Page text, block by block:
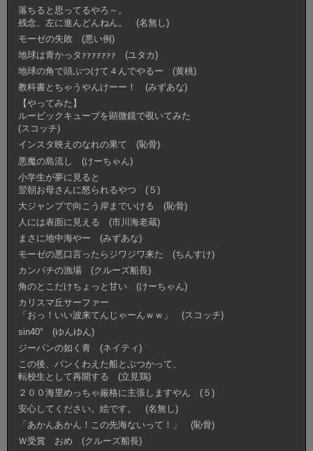
落ちると思ってるやろ～。
残念、左に進んどんねん。 (名無し)
モーゼの失敗 (悪い例)
地球は青かっタｧｧｧｧｧｧｧ (ユタカ)
地球の角で頭ぶつけて４んでやるー (黄桃)
教科書とちゃうやんけーー！ (みずあな)
【やってみた】
ルービックキューブを顕微鏡で覗いてみた
(スコッチ)
インスタ映えのなれの果て (恥骨)
悪魔の島流し (けーちゃん)
小学生が夢に見ると
翌朝お母さんに怒られるやつ (５)
大ジャンプで向こう岸までいける (恥骨)
人には表面に見える (市川海老蔵)
まさに地中海やー (みずあな)
モーゼの悪口言ったらジワジワ来た (ちんすけ)
カンパチの漁場 (クルーズ船長)
角のとこだけちょっと甘い (けーちゃん)
カリスマ丘サーファー
「おっ！いい波来てんじゃーんｗｗ」 (スコッチ)
sin40° (ゆんゆん)
ジーパンの如く青 (ネイティ)
この後、パンくわえた船とぶつかって、
転校生として再開する (立見鶏)
２００海里めっちゃ厳格に主張しますやん (５)
安心してください。絵です。 (名無し)
「あかんあかん！この先海ないって！」 (恥骨)
Ｗ受賞 おめ (クルーズ船長)